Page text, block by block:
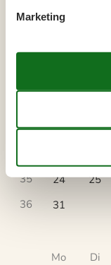
Mo
Di
33
10 11
35
24 25
36
31
Mo
Di
Marketing